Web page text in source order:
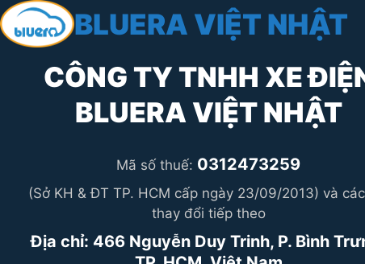
BLUERA VIỆT NHẬT
CÔNG TY TNHH XE
BLUERA VIỆT NHẬT
Mã số thuế: 0312473259
(Sở KH & ĐT TP. HCM cấp ngày 23/09/2013) và
thay đổi tiếp theo
Địa chỉ: 466 Nguyễn Duy Trinh, P. Bình